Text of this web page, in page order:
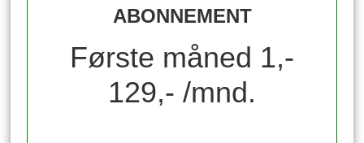
ABONNEMENT
Første måned 1,-
129,- /mnd.